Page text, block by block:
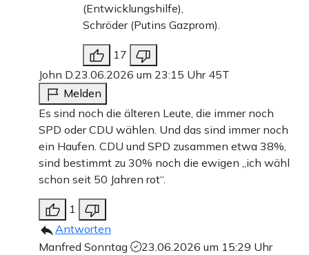
(Entwicklungshilfe),
Schröder (Putins Gazprom).
17
John D. 23.06.2026 um 23:15 Uhr 45T
Melden
Es sind noch die älteren Leute, die immer noch
SPD oder CDU wählen. Und das sind immer noch
ein Haufen. CDU und SPD zusammen etwa 38%,
sind bestimmt zu 30% noch die ewigen „ich wähl
schon seit 50 Jahren rot“.
1
Antworten
Manfred Sonntag
23.06.2026 um 15:29 Uhr